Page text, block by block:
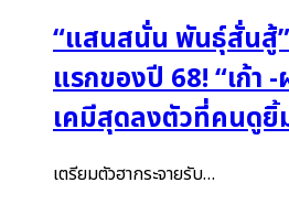
“แสนสนั่น พันธุ์สั่นสู้
แรกของปี 68! “เก้า
เคมีสุดลงตัวที่คนดูยิ้
เตรียมตัวฮากระจายรับ…